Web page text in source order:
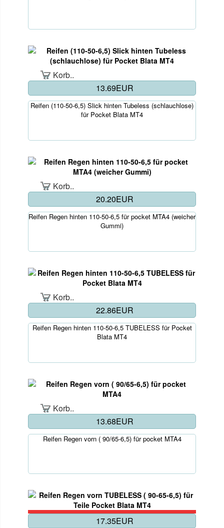
Korb..
13.69EUR
Reifen (110-50-6,5) Slick hinten Tubeless (schlauchlose)
für Pocket Blata MT4
Korb..
20.20EUR
Reifen Regen hinten 110-50-6,5 für pocket MTA4 (weicher
Gummi)
Korb..
22.86EUR
Reifen Regen hinten 110-50-6,5 TUBELESS für Pocket
Blata MT4
Korb..
13.68EUR
Reifen Regen vorn ( 90/65-6,5) für pocket MTA4
17.35EUR